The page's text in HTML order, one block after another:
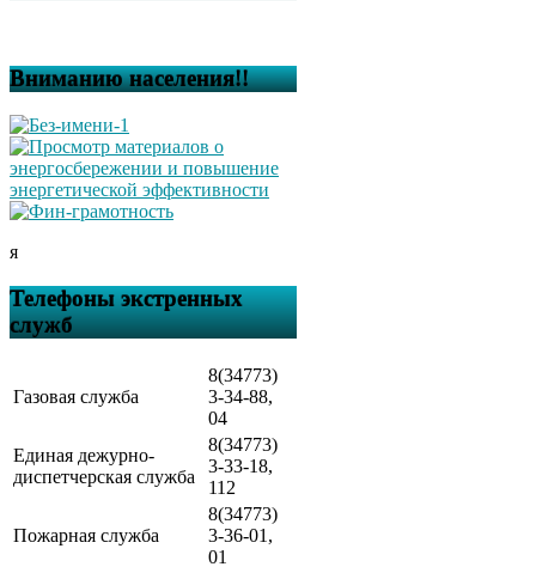
Вниманию населения!!
я
Телефоны экстренных
служб
Газовая служба
8(34773)
3-34-88,
04
Единая дежурно-
диспетчерская служба
8(34773)
3-33-18,
112
Пожарная служба
8(34773)
3-36-01,
01